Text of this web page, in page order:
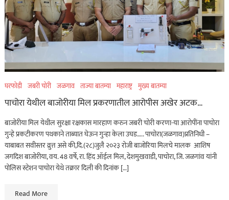
घरफोडी जबरी चोरी जळगाव ताज्या बातम्या महाराष्ट्र मुख्य बातम्या
पाचोरा येथील बाजोरीया मिल प्रकरणातील आरोपीस अखेर अटक…
बाजोरीया मिल येथील सुरक्षा रक्षकास मारहाण करुन जबरी चोरी करणा-या आरोपींना पाचोरा
गुन्हे प्रकटीकरण पथकाने ताब्यात घेऊन गुन्हा केला उघड….. पाचोरा(जळगाव)प्रतिनिधी –
याबाबत सवीस्तर व्रुत्त असे की,दि.(२८)जुलै २०२३ रोजी बाजोरिया मिलचे मालक आशिष
जगदिश बाजोरीया, वय. 48 वर्षे, रा. हिंद ऑईल मिल, देशमुखवाडी, पाचोरा, जि. जळगांव यांनी
पोलिस स्टेशन पाचोरा येथे तक्रार दिली की दिनांक […]
Read More